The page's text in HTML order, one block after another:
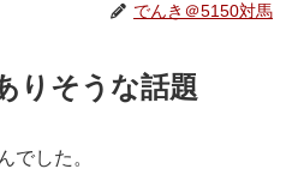
でんき＠5150対馬
りそうな話題
でした。